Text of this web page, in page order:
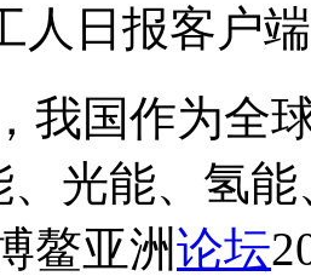
人日报客户端
我国作为全
光能、氢
鳌亚洲论坛